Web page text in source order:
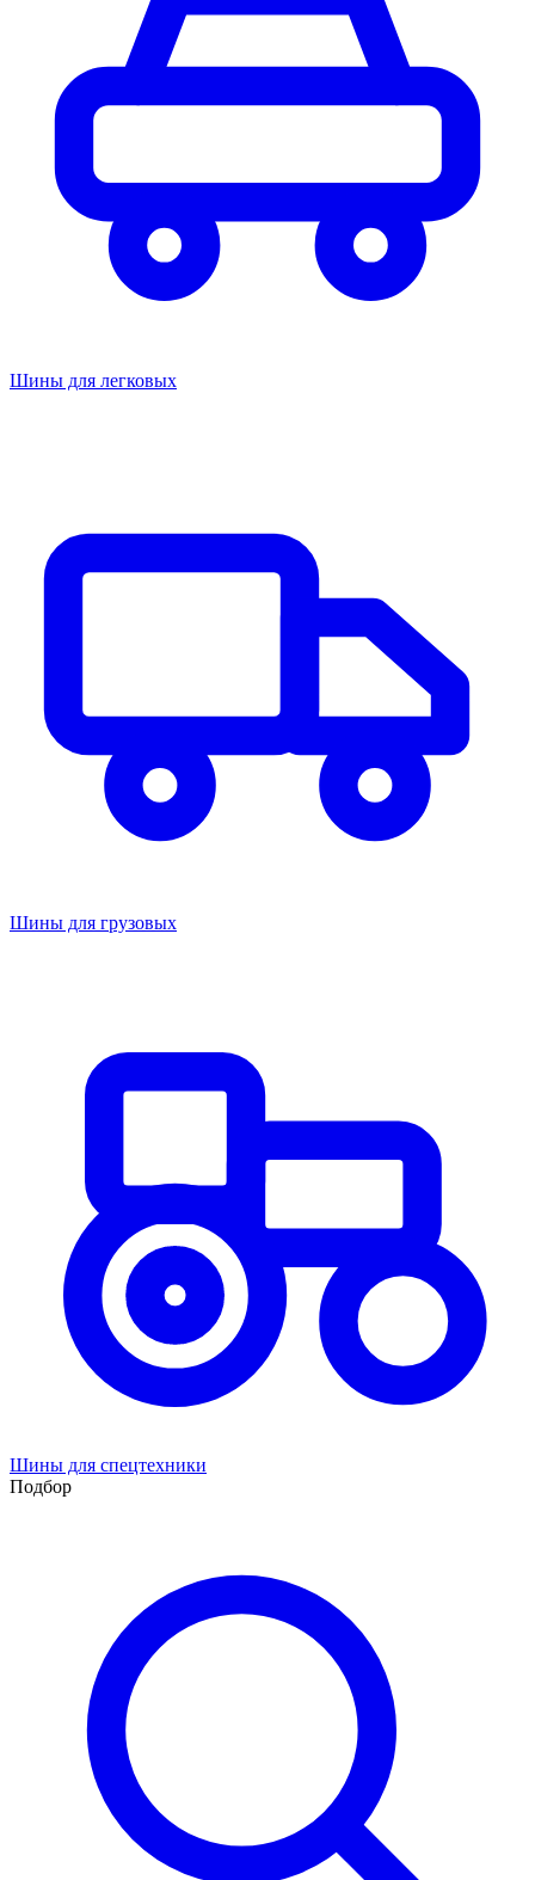
Шины для легковых
Шины для грузовых
Шины для спецтехники
Подбор